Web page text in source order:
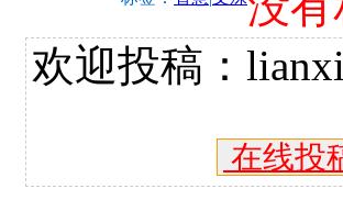
欢迎投稿：
在线投